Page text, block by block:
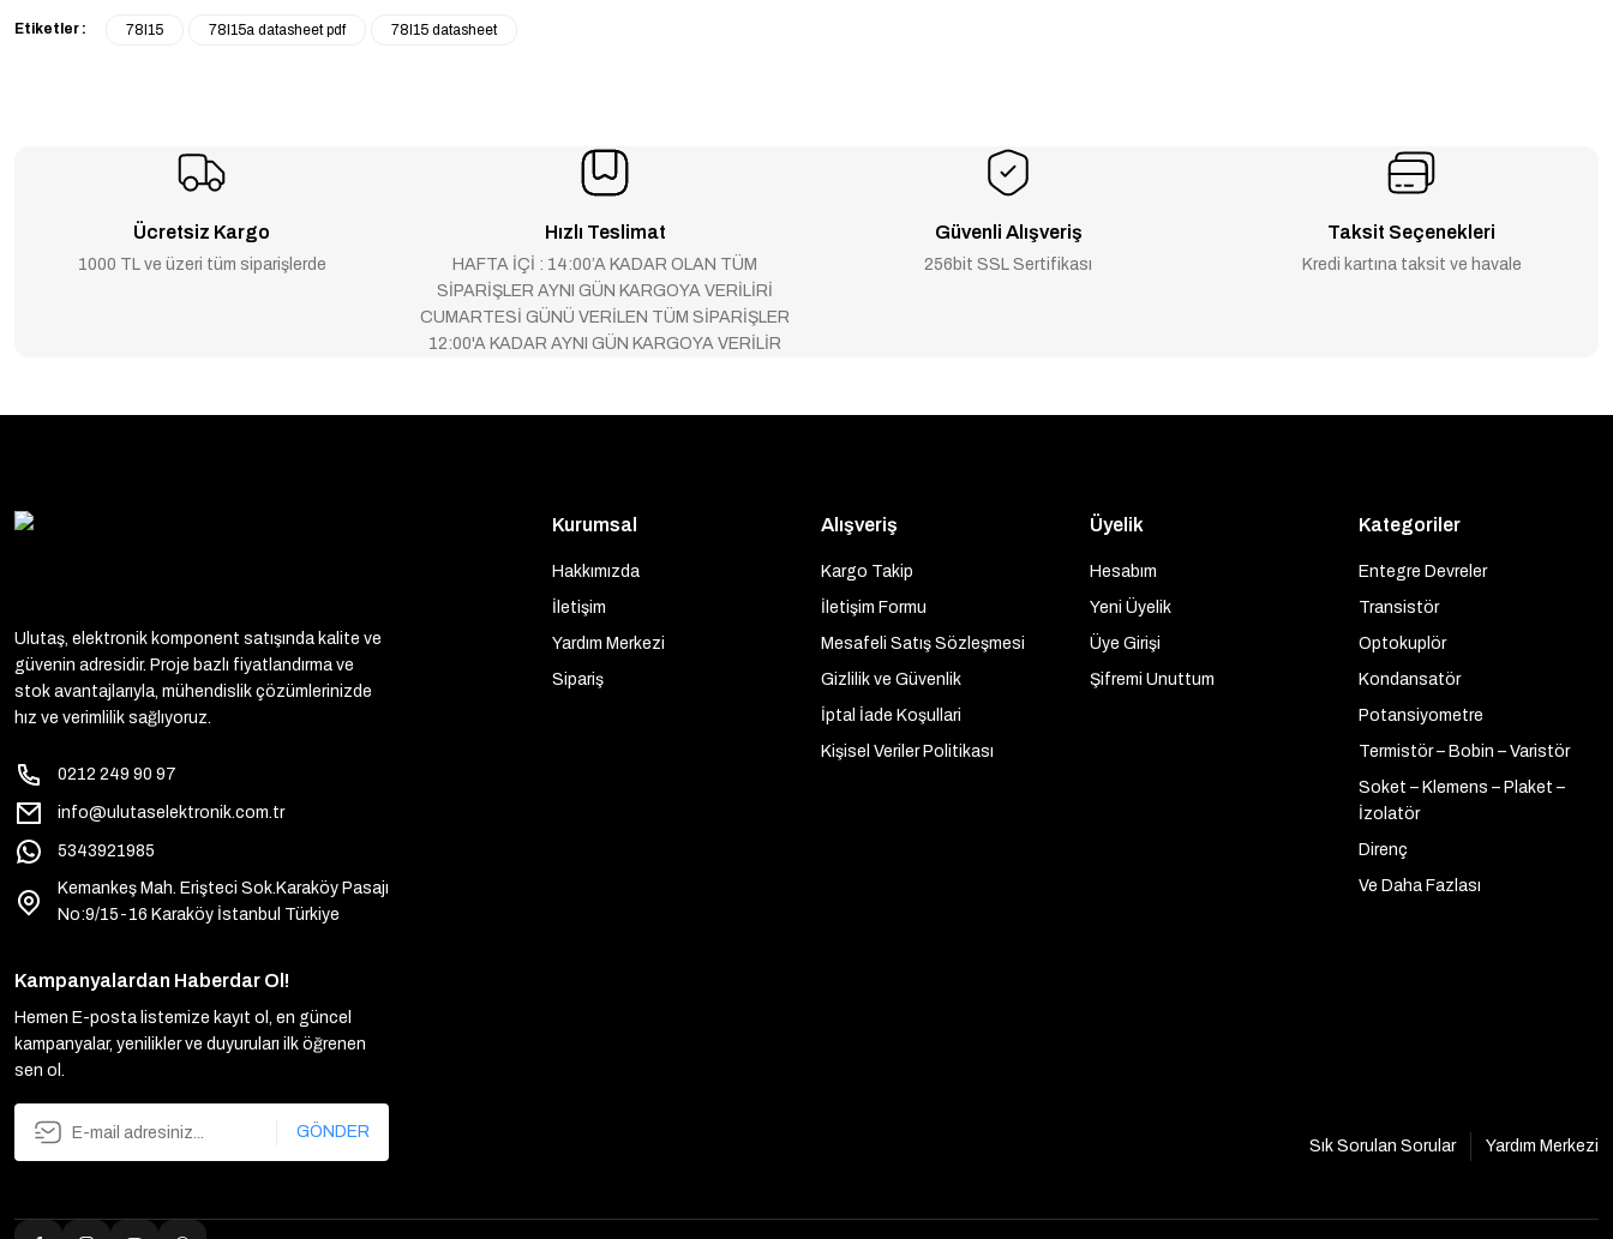
Etiketler : 78l15 78l15a datasheet pdf 78l15 datasheet
Ücretsiz Kargo
1000 TL ve üzeri tüm siparişlerde
Hızlı Teslimat
HAFTA İÇİ : 14:00’A KADAR OLAN TÜM
SİPARİŞLER AYNI GÜN KARGOYA VERİLİRİ
CUMARTESİ GÜNÜ VERİLEN TÜM SİPARİŞLER
12:00'A KADAR AYNI GÜN KARGOYA VERİLİR
Güvenli Alışveriş
256bit SSL Sertifikası
Taksit Seçenekleri
Kredi kartına taksit ve havale
Ulutaş, elektronik komponent satışında kalite ve
güvenin adresidir. Proje bazlı fiyatlandırma ve
stok avantajlarıyla, mühendislik çözümlerinizde
hız ve verimlilik sağlıyoruz.
0212 249 90 97
info@ulutaselektronik.com.tr
5343921985
Kemankeş Mah. Erişteci Sok.Karaköy Pasajı
No:9/15-16 Karaköy İstanbul Türkiye
Kurumsal
Hakkımızda
İletişim
Yardım Merkezi
Sipariş
Alışveriş
Kargo Takip
İletişim Formu
Mesafeli Satış Sözleşmesi
Gizlilik ve Güvenlik
İptal İade Koşullari
Kişisel Veriler Politikası
Üyelik
Hesabım
Yeni Üyelik
Üye Girişi
Şifremi Unuttum
Kategoriler
Entegre Devreler
Transistör
Optokuplör
Kondansatör
Potansiyometre
Termistör – Bobin – Varistör
Soket – Klemens – Plaket –
İzolatör
Direnç
Ve Daha Fazlası
Kampanyalardan Haberdar Ol!
Hemen E-posta listemize kayıt ol, en güncel
kampanyalar, yenilikler ve duyuruları ilk öğrenen
sen ol.
GÖNDER
Sık Sorulan Sorular
Yardım Merkezi